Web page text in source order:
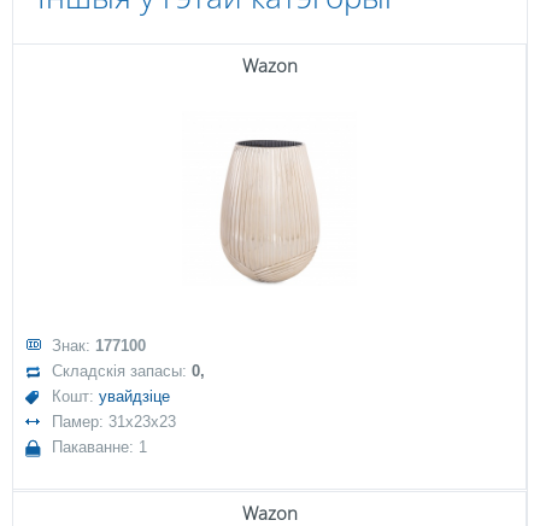
Wazon
Знак: 177100
Складскія запасы:0,
Кошт:увайдзіце
Памер: 31x23x23
Пакаванне: 1
Wazon